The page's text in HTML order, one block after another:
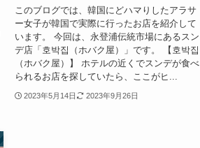
このブログでは、韓国にどハマりしたアラサ
ー女子が韓国で実際に行ったお店を紹介して
います。 今回は、永登浦伝統市場にあるスン
デ店「호박집（ホバク屋）」です。 【호박집
（ホバク屋）】 ホテルの近くでスンデが食べ
られるお店を探していたら、ここがヒ...
2023年5月14日 2023年9月26日